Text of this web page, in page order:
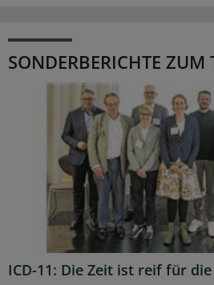
SONDERBERICHTE ZUM
ICD-11: Die Zeit ist reif für